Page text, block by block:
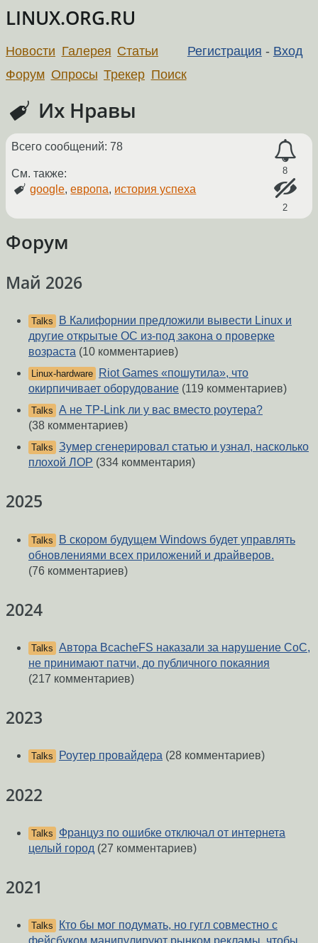
LINUX.ORG.RU
Регистрация - Вход
Новости Галерея Статьи
Форум Опросы Трекер Поиск
Их Нравы
8
2
Всего сообщений: 78
См. также:
google,европа, история успеха
Форум
Май 2026
Talks
В Калифорнии предложили вывести Linux и
другие открытые ОС из-под закона о проверке
возраста (10 комментариев)
Linux-hardware
Riot Games «пошутила», что
окирпичивает оборудование (119 комментариев)
Talks А не TP-Link ли у вас вместо роутера?
(38 комментариев)
Talks Зумер сгенерировал статью и узнал, насколько
плохой ЛОР (334 комментария)
2025
Talks
В скором будущем Windows будет управлять
обновлениями всех приложений и драйверов.
(76 комментариев)
2024
Talks Автора BcacheFS наказали за нарушение CoC,
не принимают патчи, до публичного покаяния
(217 комментариев)
2023
Talks Роутер провайдера (28 комментариев)
2022
Talks
Француз по ошибке отключал от интернета
целый город (27 комментариев)
2021
Talks
Кто бы мог подумать, но гугл совместно с